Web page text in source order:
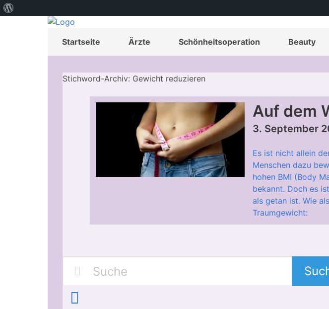
Startseite Ärzte Schönheitsoperation Beauty
Stichword-Archiv: Gewicht reduzieren
Auf dem
3. September
Es ist nicht allein
Menschen dazu
hohen BMI (Body
bekannt. Doch es
als getan ist. Wie
Traumgewicht: